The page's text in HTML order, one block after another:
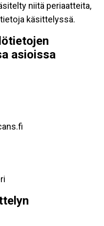
niitä periaatteita,
käsittelyssä.
asioissa